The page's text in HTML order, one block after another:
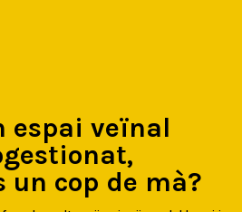
espai veïnal
un cop de mà?